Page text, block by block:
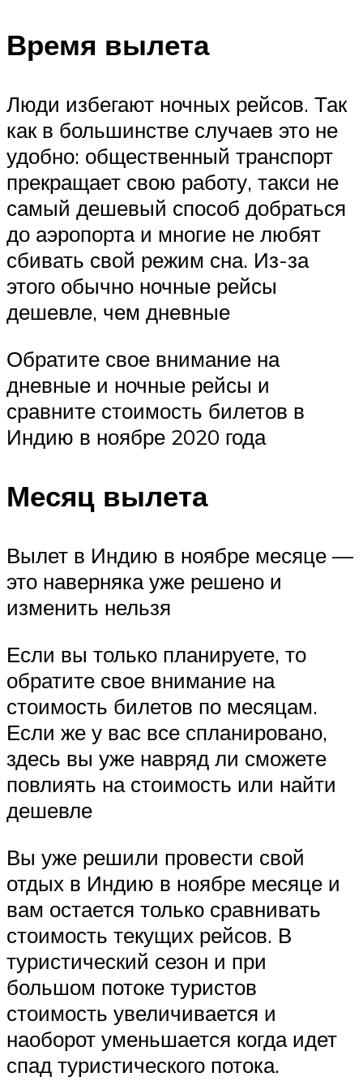
Время вылета
Люди избегают ночных рейсов. Так
как в большинстве случаев это не
удобно: общественный транспорт
прекращает свою работу, такси не
самый дешевый способ добраться
до аэропорта и многие не любят
сбивать свой режим сна. Из-за
этого обычно ночные рейсы
дешевле, чем дневные
Обратите свое внимание на
дневные и ночные рейсы и
сравните стоимость билетов в
Индию в ноябре 2020 года
Месяц вылета
Вылет в Индию в ноябре месяце —
это наверняка уже решено и
изменить нельзя
Если вы только планируете, то
обратите свое внимание на
стоимость билетов по месяцам.
Если же у вас все спланировано,
здесь вы уже навряд ли сможете
повлиять на стоимость или найти
дешевле
Вы уже решили провести свой
отдых в Индию в ноябре месяце и
вам остается только сравнивать
стоимость текущих рейсов. В
туристический сезон и при
большом потоке туристов
стоимость увеличивается и
наоборот уменьшается когда идет
спад туристического потока.